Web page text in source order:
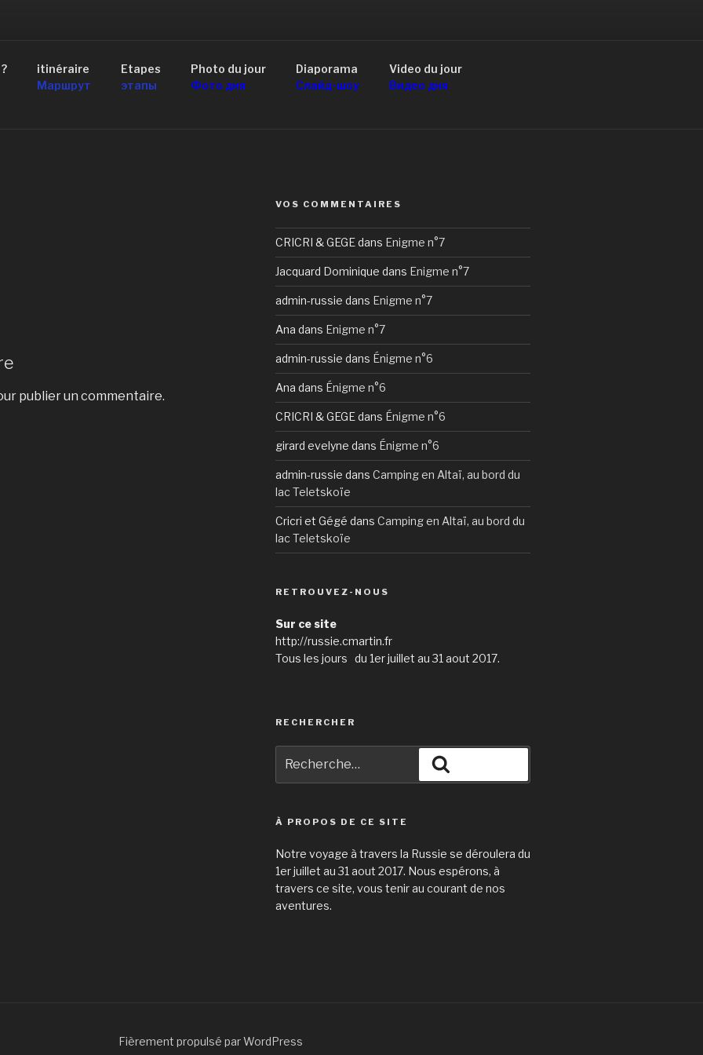
4×4 RUSSIE
au Lac Baïkal
itinéraire
Маршрут
Etapes
этапы
Photo du jour
Фото дня
Diaporama
Слайд-шоу
Video du jour
Видео дня
publier un commentaire.
VOS COMMENTAIRES
CRICRI & GEGEdans Enigme n°7
Jacquard Dominique dans Enigme n°7
admin-russie dans Enigme n°7
Ana dans Enigme n°7
admin-russie dans Énigme n°6
Ana dans Énigme n°6
CRICRI & GEGEdans Énigme n°6
girard evelyne dans Énigme n°6
admin-russie dans Camping en Altaï, au bord du
lac Teletskoïe
Cricri et Gégé dans Camping en Altaï, au bord du
lac Teletskoïe
RETROUVEZ-NOUS
Sur ce site
http://russie.cmartin.fr
Tous les jours du 1er juillet au 31 aout 2017.
RECHERCHER
pour
:
À PROPOS DE CE SITE
Notre voyage à travers la Russie se déroulera du
1er juillet au 31 aout 2017. Nous espérons, à
travers ce site, vous tenir au courant de nos
aventures.
Fièrement propulsé par WordPress